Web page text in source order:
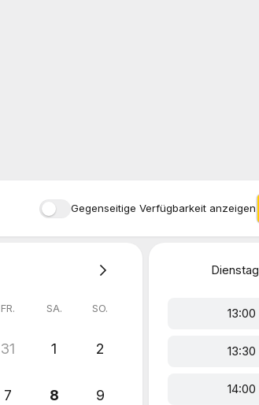
Gegenseitige Verfügbarkeit anzeigen
FR. SA. SO.
31 1 2
7 8 9
Dienstag
13:00
13:30
14:00